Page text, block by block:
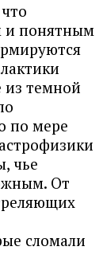
и понятным
из темной
по мере
чье
От
сломали